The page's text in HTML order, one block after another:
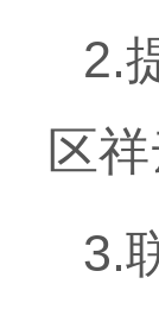
2.
区
3.